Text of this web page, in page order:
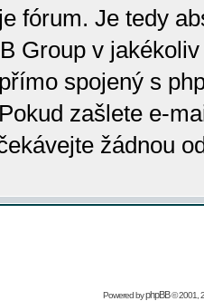
fórum. Je tedy
Group v
spojený s
zašlete e-
žádnou
Powered byphpBB© 2001,